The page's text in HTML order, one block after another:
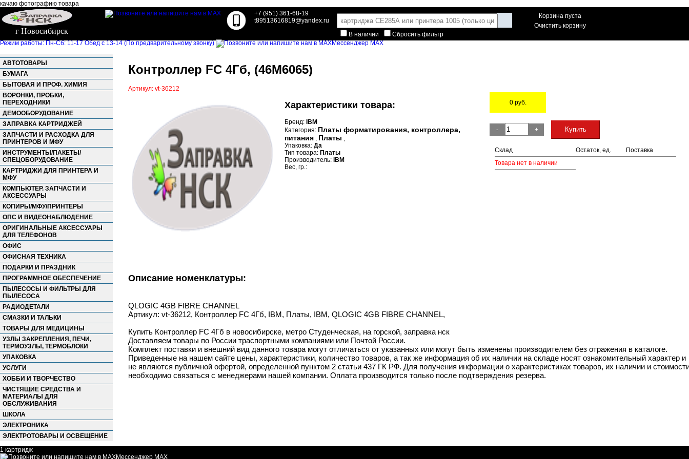
качаю фотографию товара
г Новосибирск
+7 (951) 361-68-19
t89513616819@yandex.ru
В наличии
Сбросить фильтр
Корзина пуста
Очистить корзину
Режим работы: Пн-Сб: 11-17 Обед с 13-14 (По предварительному звонку) Мессенджер MAX
АВТОТОВАРЫ
БУМАГА
БЫТОВАЯ И ПРОФ. ХИМИЯ
ВОРОНКИ, ПРОБКИ,
ПЕРЕХОДНИКИ
ДЕМООБОРУДОВАНИЕ
ЗАПРАВКА КАРТРИДЖЕЙ
ЗАПЧАСТИ И РАСХОДКА ДЛЯ
ПРИНТЕРОВ И МФУ
ИНСТРУМЕНТЫ/ПАКЕТЫ/
СПЕЦОБОРУДОВАНИЕ
КАРТРИДЖИ ДЛЯ ПРИНТЕРА И
МФУ
КОМПЬЮТЕР. ЗАПЧАСТИ И
АКСЕССУАРЫ
КОПИРЫ/МФУ/ПРИНТЕРЫ
ОПС И ВИДЕОНАБЛЮДЕНИЕ
ОРИГИНАЛЬНЫЕ АКСЕССУАРЫ
ДЛЯ ТЕЛЕФОНОВ
ОФИС
ОФИСНАЯ ТЕХНИКА
ПОДАРКИ И ПРАЗДНИК
ПРОГРАММНОЕ ОБЕСПЕЧЕНИЕ
ПЫЛЕСОСЫ И ФИЛЬТРЫ ДЛЯ
ПЫЛЕСОСА
РАДИОДЕТАЛИ
СМАЗКИ И ТАЛЬКИ
ТОВАРЫ ДЛЯ МЕДИЦИНЫ
УЗЛЫ ЗАКРЕПЛЕНИЯ, ПЕЧИ,
ТЕРМОУЗЛЫ, ТЕРМОБЛОКИ
УПАКОВКА
УСЛУГИ
ХОББИ И ТВОРЧЕСТВО
ЧИСТЯЩИЕ СРЕДСТВА И
МАТЕРИАЛЫ ДЛЯ
ОБСЛУЖИВАНИЯ
ШКОЛА
ЭЛЕКТРОНИКА
ЭЛЕКТРОТОВАРЫ И ОСВЕЩЕНИЕ
Контроллер FC 4Гб, (46M6065)
Артикул: vt-36212
Характеристики товара:
Бренд: IBM
Категория: Платы форматирования, контроллера,
питания , Платы ,
Упаковка: Да
Тип товара: Платы
Производитель: IBM
Вес, гр.:
0руб.
-
+ Купить
Склад Остаток, ед.
Поставка
Товара нет в наличии
Описание номенклатуры:
QLOGIC 4GB FIBRE CHANNEL
Артикул: vt-36212, Контроллер FC 4Гб, IBM, Платы, IBM, QLOGIC 4GB FIBRE CHANNEL,
Купить Контроллер FC 4Гб в новосибирске, метро Студенческая, на горской, заправка нск
Доставляем товары по России траспортными компаниями или Почтой России.
Комплект поставки и внешний вид данного товара могут отличаться от указанных или могут быть изменены производителем без отражения в каталоге.
Приведенные на нашем сайте цены, характеристики, количество товаров, а так же информация об их наличии на складе носят ознакомительный характер и
не являются публичной офертой, определенной пунктом 2 статьи 437 ГК РФ. Для получения информации о характеристиках товаров, их наличии и
необходимо связаться с менеджерами нашей компании. Оплата производится только после подтверждения резерва.
1 картридж
Мессенджер MAX